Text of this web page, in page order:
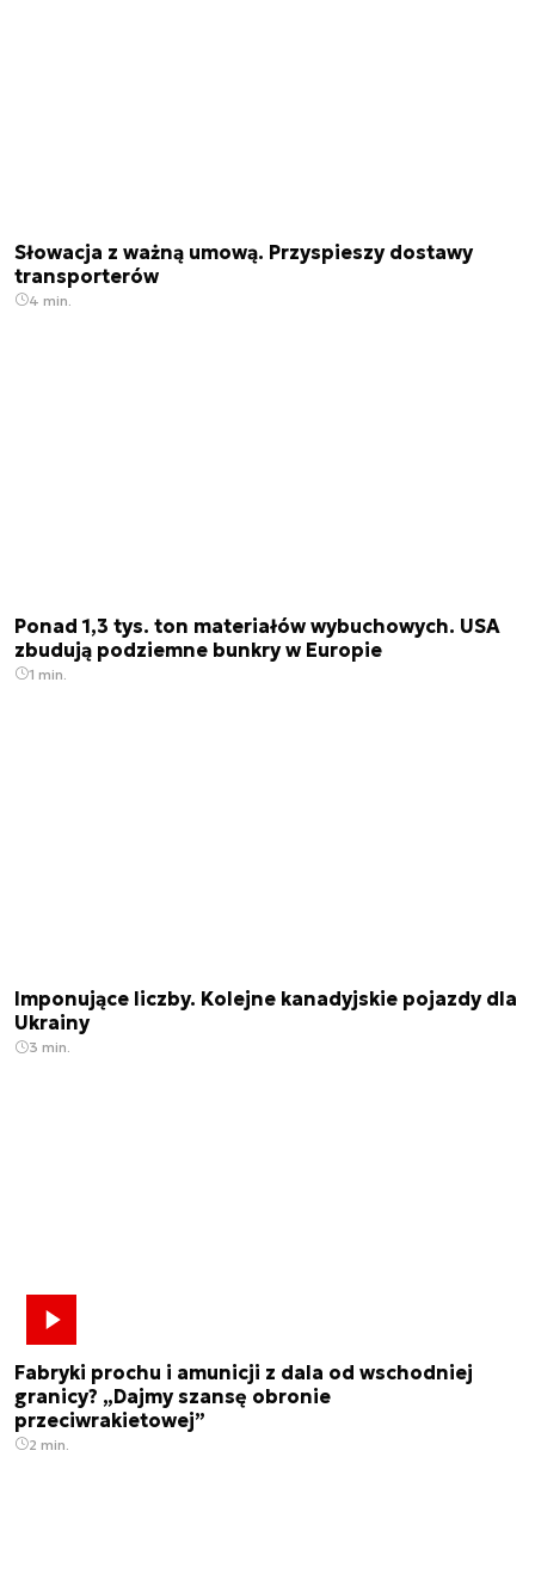
Słowacja z ważną umową. Przyspieszy dostawy
transporterów
4 min.
Ponad 1,3 tys. ton materiałów wybuchowych. USA
zbudują podziemne bunkry w Europie
1 min.
Imponujące liczby. Kolejne kanadyjskie pojazdy dla
Ukrainy
3 min.
Fabryki prochu i amunicji z dala od wschodniej
granicy? „Dajmy szansę obronie
przeciwrakietowej”
2 min.